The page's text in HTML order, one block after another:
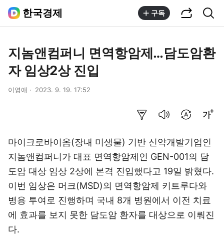
한국경제 구독
지놈앤컴퍼니 면역항암제…담도암환
자 임상2상 진입
이영애 2023. 9. 19. 17:52
마이크로바이옴(장내 미생물) 기반 신약개발기업인
지놈앤컴퍼니가 대표 면역항암제인 GEN-001의 담
도암 대상 임상 2상에 본격 진입했다고 19일 밝혔다.
이번 임상은 머크(MSD)의 면역항암제 키트루다와
병용 투여로 진행하며 국내 8개 병원에서 이전 치료
에 효과를 보지 못한 담도암 환자를 대상으로 이뤄진
다.